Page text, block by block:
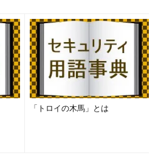
せん）。Windows 10 バージョン
に関しては、その翌週（8月16日
積的な更新プログラムがリリースさ
（OS Build 14393.1613）
Support）
「トロイの木馬」とは